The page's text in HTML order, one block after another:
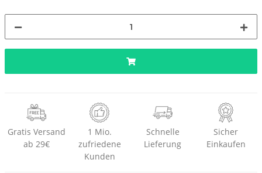
Gratis Versand
ab 29€
1 Mio.
zufriedene
Kunden
Schnelle
Lieferung
Sicher
Einkaufen